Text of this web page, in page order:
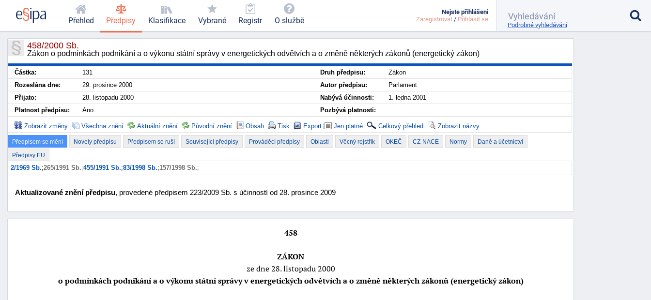
458/2000 Sb.
Zákon o podmínkách podnikání a o výkonu státní správy v energetických odvětvích a o změně některých zákonů (energetický zákon)
Částka: 131 Druh předpisu:
Zákon
Rozeslána dne:
29. prosince 2000 Autor předpisu:
Parlament
Přijato:
28. listopadu 2000 Nabývá účinnosti:
1. ledna 2001
Platnost předpisu:
Ano Pozbývá platnosti:
Zobrazit změny Všechna znění Aktuální znění Původní znění Obsah Tisk Export Jen platné Celkový přehled Zobrazit názvy
Předpisem se mění Novely předpisu Předpisem se ruší Související předpisy Prováděcí předpisy Oblasti Věcný rejstřík OKEČ CZ-NACE Normy Daně a účetnictví
Předpisy EU
2/1969 Sb.;265/1991 Sb.;455/1991 Sb.;83/1998 Sb.;157/1998 Sb.;
Aktualizované znění předpisu, provedené předpisem 223/2009 Sb. s účinností od 28. prosince 2009
458
ZÁKON
ze dne 28. listopadu 2000
o podmínkách podnikání a o výkonu státní správy v energetických odvětvích a o změně některých zákonů (energetický zákon)
Přehled Předpisy Klasifikace Vybrané Registr O službě
Nejste přihlášeni
Zaregistrovat / Přihlásit se
Podrobné vyhledávání